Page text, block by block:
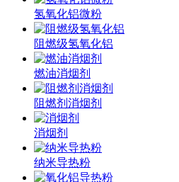
氢氧化铝微粉
阻燃级氢氧化铝
燃油消烟剂
阻燃剂消烟剂
消烟剂
纳米导热粉